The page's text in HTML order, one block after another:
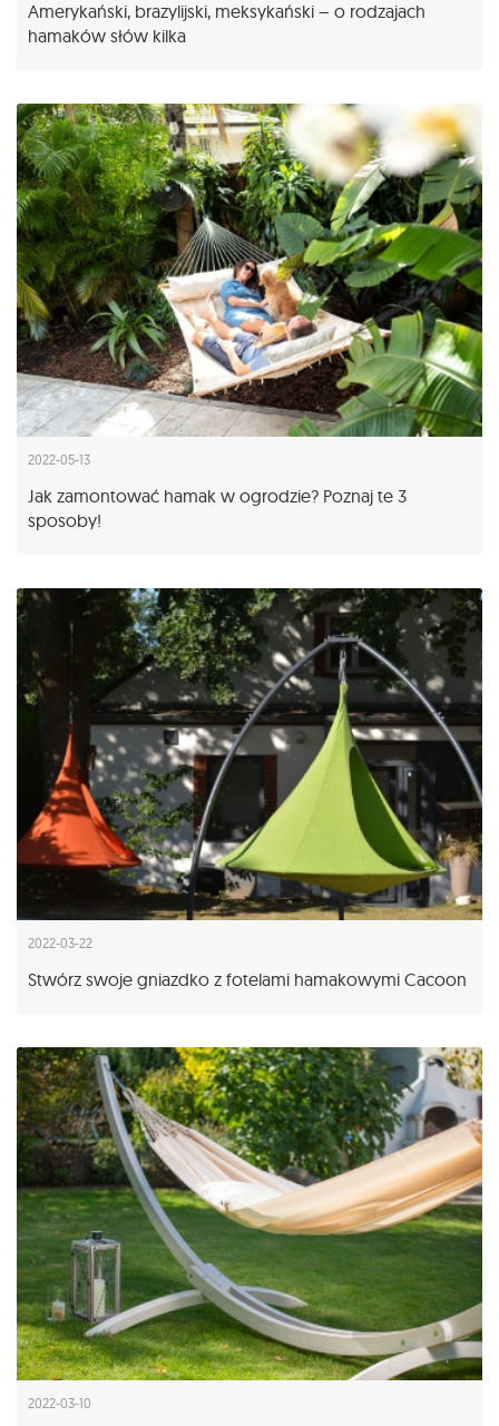
Amerykański, brazylijski, meksykański – o rodzajach
hamaków słów kilka
2022-05-13
Jak zamontować hamak w ogrodzie? Poznaj te 3
sposoby!
2022-03-22
Stwórz swoje gniazdko z fotelami hamakowymi Cacoon
2022-03-10